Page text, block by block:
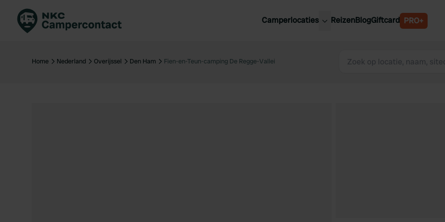
Camperlocaties
Nederland
Nederland
Luxemburg
ReizenBlogGiftcard PRO+
Home Nederland Overijssel Den Ham Fien-en-Teun-camping De Regge-Vallei